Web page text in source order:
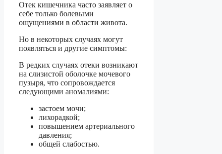
Отек кишечника часто заявляет о
себе только болевыми
ощущениями в области живота.
Но в некоторых случаях могут
появляться и другие симптомы:
В редких случаях отеки возникают
на слизистой оболочке мочевого
пузыря, что сопровождается
следующими аномалиями:
застоем мочи;
лихорадкой;
повышением артериального
давления;
общей слабостью.